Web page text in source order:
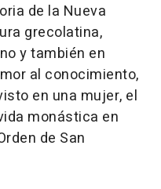
de la Nueva
grecolatina,
y también en
al conocimiento,
en una mujer, el
monástica en
de San